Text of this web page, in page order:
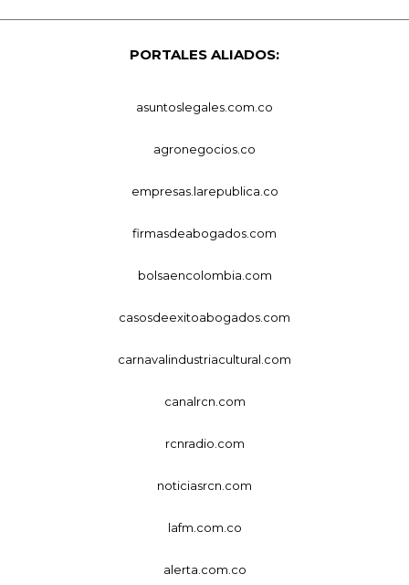
PORTALES ALIADOS:
asuntoslegales.com.co
agronegocios.co
empresas.larepublica.co
firmasdeabogados.com
bolsaencolombia.com
casosdeexitoabogados.com
carnavalindustriacultural.com
canalrcn.com
rcnradio.com
noticiasrcn.com
lafm.com.co
alerta.com.co